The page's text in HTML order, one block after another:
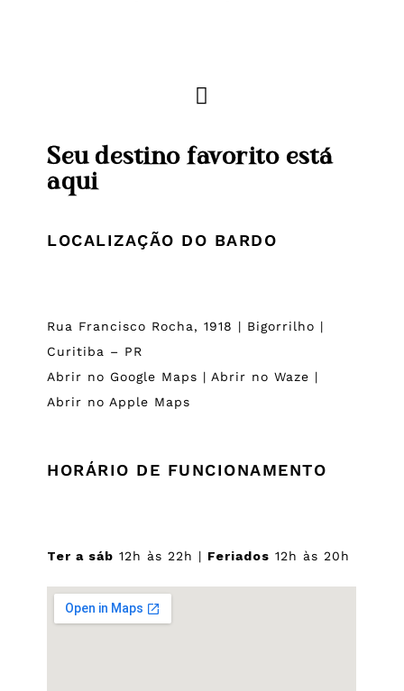
Seu destino favorito está
aqui
LOCALIZAÇÃO DO BARDO
Rua Francisco Rocha, 1918 | Bigorrilho |
Curitiba – PR
Abrir no Google Maps | Abrir no Waze |
Abrir no Apple Maps
HORÁRIO DE FUNCIONAMENTO
Ter a sáb 12h às 22h | Feriados 12h às 20h